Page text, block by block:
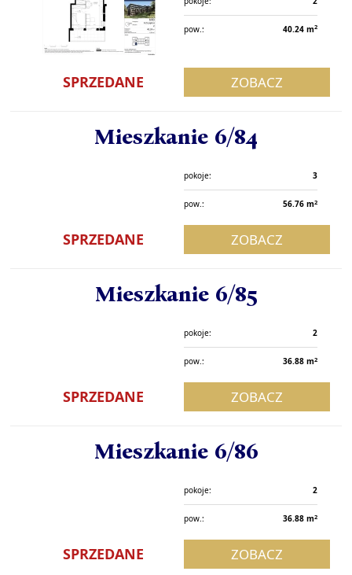
pow.: 40.24 m2
SPRZEDANE ZOBACZ
Mieszkanie 6/84
pokoje: 3
pow.: 56.76 m2
SPRZEDANE ZOBACZ
Mieszkanie 6/85
pokoje: 2
pow.: 36.88 m2
SPRZEDANE ZOBACZ
Mieszkanie 6/86
pokoje: 2
pow.: 36.88 m2
SPRZEDANE ZOBACZ